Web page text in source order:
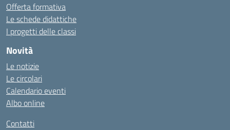
Offerta formativa
Le schede didattiche
I progetti delle classi
Novità
Le notizie
Le circolari
Calendario eventi
Albo online
Contatti